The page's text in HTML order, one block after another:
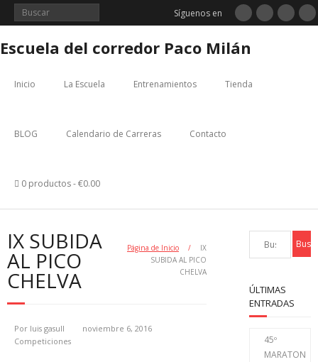
Saltar
Síguenos en
Escuela del corredor Paco Milán
Inicio La Escuela Entrenamientos Tienda
BLOG Calendario de Carreras Contacto
0 productos €0.00
IX SUBIDA
AL PICO
CHELVA
Página de Inicio /
IX
SUBIDA AL PICO
CHELVA
Por luis gasull
noviembre 6, 2016
Competiciones
ÚLTIMAS
ENTRADAS
45º
MARATON